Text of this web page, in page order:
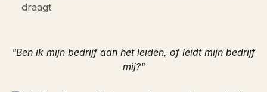
draagt
"Ben ik mijn bedrijf aan het leiden, of leidt mijn bedrijf
mij?"